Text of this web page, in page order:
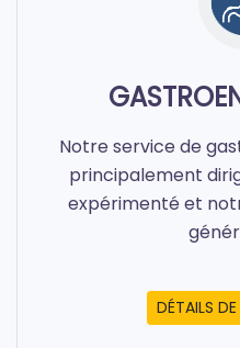
Notre service de
principalement
expérimenté et
DÉTAILS